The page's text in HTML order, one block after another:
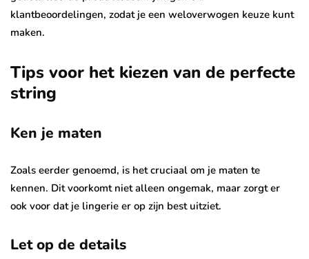
klantbeoordelingen, zodat je een weloverwogen keuze kunt
maken.
Tips voor het kiezen van de perfecte
string
Ken je maten
Zoals eerder genoemd, is het cruciaal om je maten te
kennen. Dit voorkomt niet alleen ongemak, maar zorgt er
ook voor dat je lingerie er op zijn best uitziet.
Let op de details